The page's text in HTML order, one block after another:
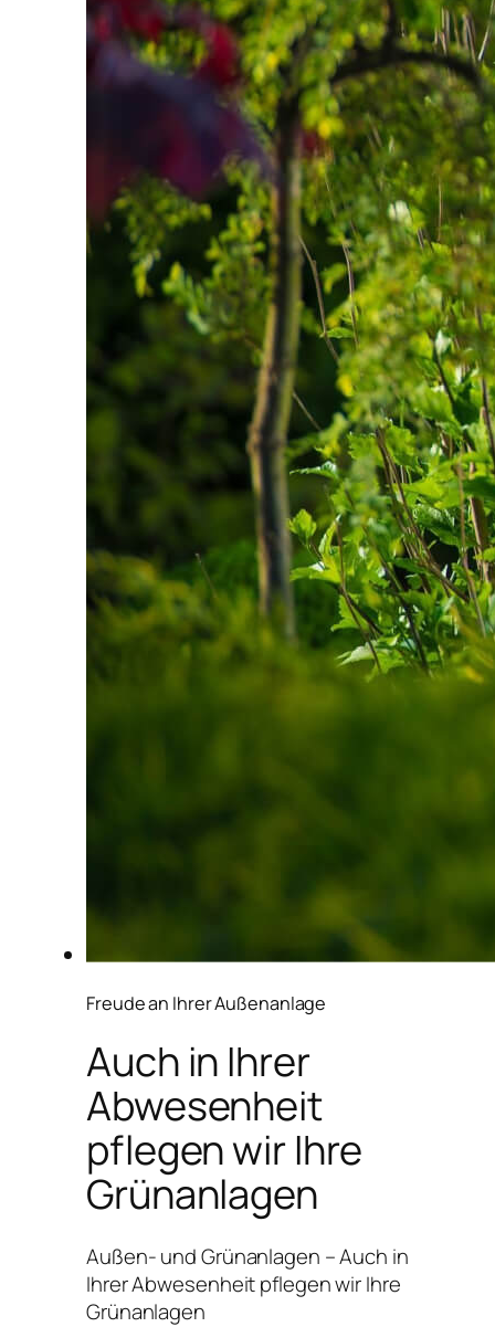
Freude an Ihrer Außenanlage
Auch in Ihrer
Abwesenheit
pflegen wir Ihre
Grünanlagen
Außen- und Grünanlagen – Auch in
Ihrer Abwesenheit pflegen wir Ihre
Grünanlagen